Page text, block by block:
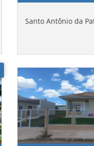
Santo Antônio da